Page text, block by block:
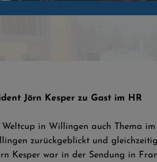
Jörn Kesper zu Gast im HR
in Willingen auch Thema
zurückgeblickt und
Kesper war in der Sendung in